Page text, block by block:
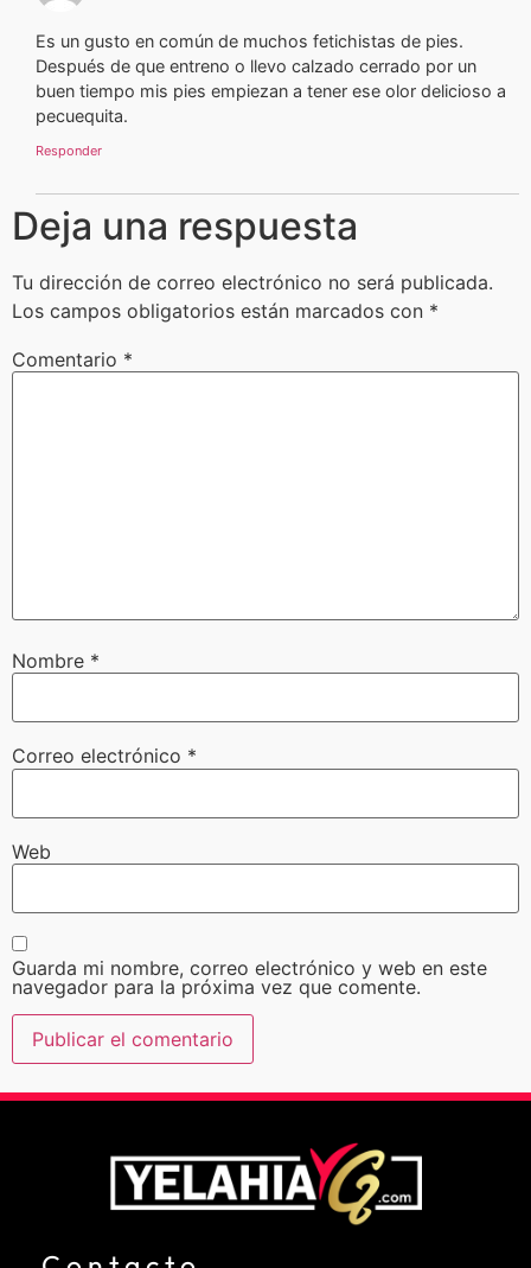
Es un gusto en común de muchos fetichistas de pies.
Después de que entreno o llevo calzado cerrado por un
buen tiempo mis pies empiezan a tener ese olor delicioso a
pecuequita.
Responder
Deja una respuesta
Tu dirección de correo electrónico no será publicada.
Los campos obligatorios están marcados con *
Comentario *
Nombre *
Correo electrónico *
Web
Guarda mi nombre, correo electrónico y web en este
navegador para la próxima vez que comente.